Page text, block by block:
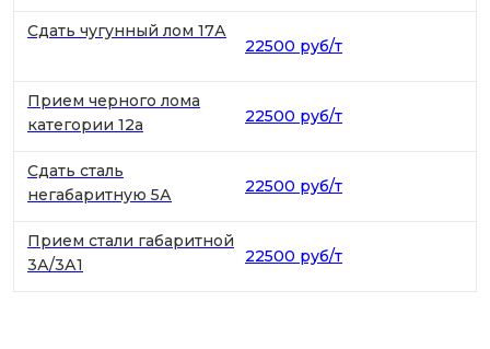
Сдать чугунный лом 17А
22500 руб/т
Прием черного лома
категории 12а
22500 руб/т
Сдать сталь
негабаритную 5А
22500 руб/т
Прием стали габаритной
3А/3А1
22500 руб/т